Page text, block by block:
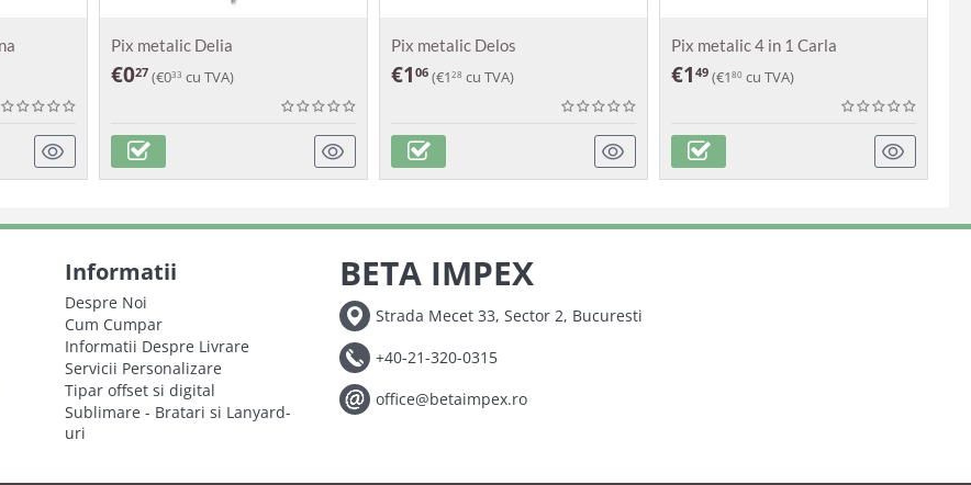
Pix metalic Delia
€027 (€033 cu TVA)
Pix metalic Delos
€1 06 (€1 28 cu TVA)
Pix metalic 4 in 1 Carla
€1 49 (€1 80 cu TVA)
Informatii
Despre Noi
Cum Cumpar
Informatii Despre Livrare
Servicii Personalizare
Tipar offset si digital
Sublimare - Bratari si Lanyard-
uri
BETA IMPEX
Strada Mecet 33, Sector 2, Bucuresti
+40-21-320-0315
office@betaimpex.ro